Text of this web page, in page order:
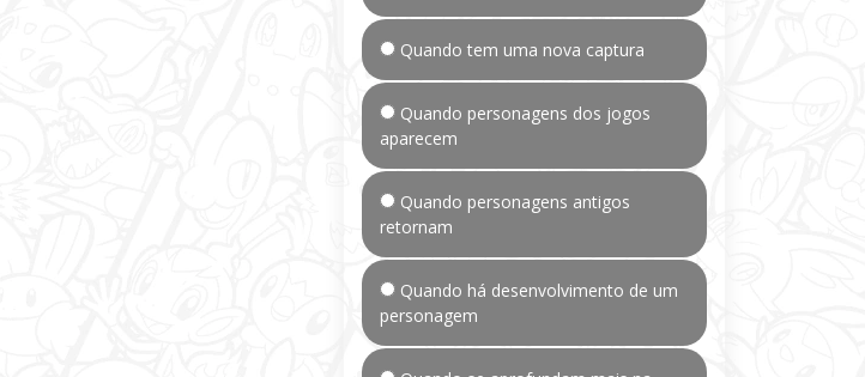
Quando tem uma nova captura
Quando personagens dos jogos
aparecem
Quando personagens antigos
retornam
Quando há desenvolvimento de um
personagem